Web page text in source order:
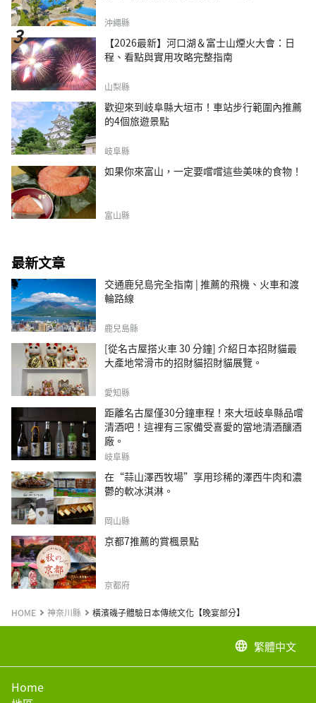
沖繩縣
【2026最新】河口湖＆富士山煙火大會：日
程、看點與實用攻略完整指南
山梨縣
歡迎來到岐阜縣大垣市！車站步行範圍內推薦
的4個旅遊景點
岐阜縣
如果你來富山，一定要嚐嚐這些美味的食物！
富山縣
最新文章
交通鹿兒島完全指南 | 推薦的飛機、火車和渡
輪路線
鹿兒島縣
[從名古屋搭火車 30 分鐘] 介紹日本招財貓最
大產地常滑市的招財貓招財貓展覽。
愛知縣
距離名古屋僅30分鐘車程！來大垣岐阜縣品嚐
清酒吧！這裡有三家備受喜愛的當地清酒釀酒
廠。
岐阜縣
在“蒜山澤西牧場”享用珍稀的澤西牛肉和濃
鬱的軟冰淇淋。
岡山縣
京都7推薦的賞楓景點
京都府
HOME 神奈川縣 橫濱磯子體驗日本傳統文化【晚宴部分】
language 繁體中文
Home